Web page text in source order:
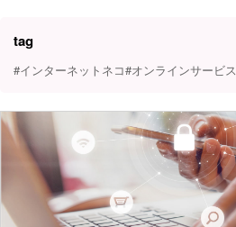
tag
#インターネットネコ#オンラインサービス